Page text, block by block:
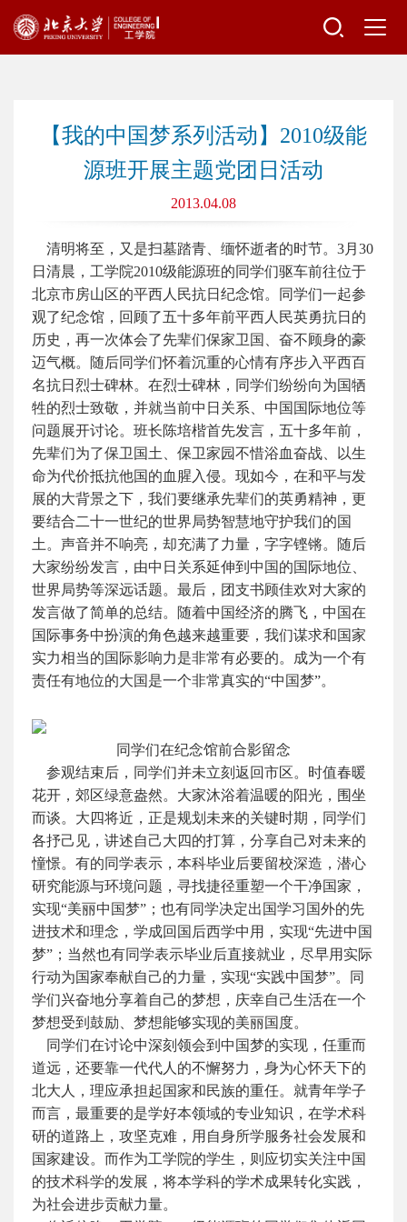
【我的中国梦系列活动】2010级能
源班开展主题党团日活动
2013.04.08
清明将至，又是扫墓踏青、缅怀逝者的时节。3月30
日清晨，工学院2010级能源班的同学们驱车前往位于
北京市房山区的平西人民抗日纪念馆。同学们一起参
观了纪念馆，回顾了五十多年前平西人民英勇抗日的
历史，再一次体会了先辈们保家卫国、奋不顾身的豪
迈气概。随后同学们怀着沉重的心情有序步入平西百
名抗日烈士碑林。在烈士碑林，同学们纷纷向为国牺
牲的烈士致敬，并就当前中日关系、中国国际地位等
问题展开讨论。班长陈培楷首先发言，五十多年前，
先辈们为了保卫国土、保卫家园不惜浴血奋战、以生
命为代价抵抗他国的血腥入侵。现如今，在和平与发
展的大背景之下，我们要继承先辈们的英勇精神，更
要结合二十一世纪的世界局势智慧地守护我们的国
土。声音并不响亮，却充满了力量，字字铿锵。随后
大家纷纷发言，由中日关系延伸到中国的国际地位、
世界局势等深远话题。最后，团支书顾佳欢对大家的
发言做了简单的总结。随着中国经济的腾飞，中国在
国际事务中扮演的角色越来越重要，我们谋求和国家
实力相当的国际影响力是非常有必要的。成为一个有
责任有地位的大国是一个非常真实的“中国梦”。
同学们在纪念馆前合影留念
参观结束后，同学们并未立刻返回市区。时值春暖
花开，郊区绿意盎然。大家沐浴着温暖的阳光，围坐
而谈。大四将近，正是规划未来的关键时期，同学们
各抒己见，讲述自己大四的打算，分享自己对未来的
憧憬。有的同学表示，本科毕业后要留校深造，潜心
研究能源与环境问题，寻找捷径重塑一个干净国家，
实现“美丽中国梦”；也有同学决定出国学习国外的先
进技术和理念，学成回国后西学中用，实现“先进中国
梦”；当然也有同学表示毕业后直接就业，尽早用实际
行动为国家奉献自己的力量，实现“实践中国梦”。同
学们兴奋地分享着自己的梦想，庆幸自己生活在一个
梦想受到鼓励、梦想能够实现的美丽国度。
同学们在讨论中深刻领会到中国梦的实现，任重而
道远，还要靠一代代人的不懈努力，身为心怀天下的
北大人，理应承担起国家和民族的重任。就青年学子
而言，最重要的是学好本领域的专业知识，在学术科
研的道路上，攻坚克难，用自身所学服务社会发展和
国家建设。而作为工学院的学生，则应切实关注中国
的技术科学的发展，将本学科的学术成果转化实践，
为社会进步贡献力量。